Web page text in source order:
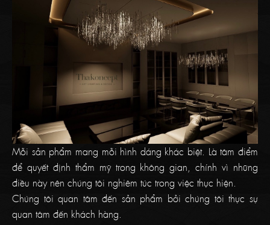
Mỗi sản phẩm mang mỗi hình dáng khác biệt. Là tâm điểm
để quyết định thẩm mỹ trong không gian, chính vì những
điều này nên chúng tôi nghiêm túc trong việc thực hiện.
Chúng tôi quan tâm đến sản phẩm bởi chúng tôi thực sự
quan tâm đến khách hàng.